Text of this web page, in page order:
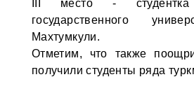
III место - студентка
государственного
Махтумкули.
Отметим, что также
получили студенты ряда